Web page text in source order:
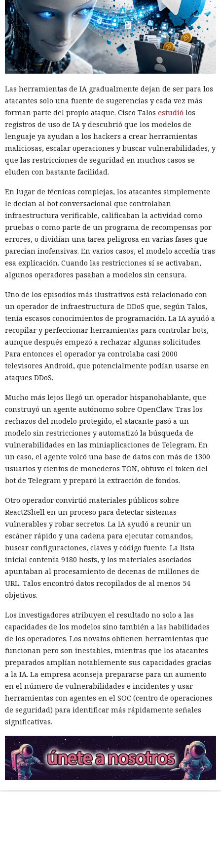
Las herramientas de IA gradualmente dejan de ser para los
atacantes solo una fuente de sugerencias y cada vez más
forman parte del propio ataque. Cisco Talos estudió los
registros de uso de IA y descubrió que los modelos de
lenguaje ya ayudan a los hackers a crear herramientas
maliciosas, escalar operaciones y buscar vulnerabilidades, y
que las restricciones de seguridad en muchos casos se
eluden con bastante facilidad.
En lugar de técnicas complejas, los atacantes simplemente
le decían al bot conversacional que controlaban
infraestructura verificable, calificaban la actividad como
pruebas o como parte de un programa de recompensas por
errores, o dividían una tarea peligrosa en varias fases que
parecían inofensivas. En varios casos, el modelo accedía tras
esa explicación. Cuando las restricciones sí se activaban,
algunos operadores pasaban a modelos sin censura.
Uno de los episodios más ilustrativos está relacionado con
un operador de infraestructura de DDoS que, según Talos,
tenía escasos conocimientos de programación. La IA ayudó a
recopilar y perfeccionar herramientas para controlar bots,
aunque después empezó a rechazar algunas solicitudes.
Para entonces el operador ya controlaba casi 2000
televisores Android, que potencialmente podían usarse en
ataques DDoS.
Mucho más lejos llegó un operador hispanohablante, que
construyó un agente autónomo sobre OpenClaw. Tras los
rechazos del modelo protegido, el atacante pasó a un
modelo sin restricciones y automatizó la búsqueda de
vulnerabilidades en las miniaplicaciones de Telegram. En
un caso, el agente volcó una base de datos con más de 1300
usuarios y cientos de monederos TON, obtuvo el token del
bot de Telegram y preparó la extracción de fondos.
Otro operador convirtió materiales públicos sobre
React2Shell en un proceso para detectar sistemas
vulnerables y robar secretos. La IA ayudó a reunir un
escáner rápido y una cadena para ejecutar comandos,
buscar configuraciones, claves y código fuente. La lista
inicial contenía 9180 hosts, y los materiales asociados
apuntaban al procesamiento de decenas de millones de
URL. Talos encontró datos recopilados de al menos 54
objetivos.
Los investigadores atribuyen el resultado no solo a las
capacidades de los modelos sino también a las habilidades
de los operadores. Los novatos obtienen herramientas que
funcionan pero son inestables, mientras que los atacantes
preparados amplían notablemente sus capacidades gracias
a la IA. La empresa aconseja prepararse para un aumento
en el número de vulnerabilidades e incidentes y usar
herramientas con agentes en el SOC (centro de operaciones
de seguridad) para identificar más rápidamente señales
significativas.